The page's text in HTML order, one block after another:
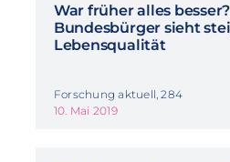
War früher alles
Bundesbürger sieht
Lebensqualität
Forschung aktuell, 284
10. Mai 2019